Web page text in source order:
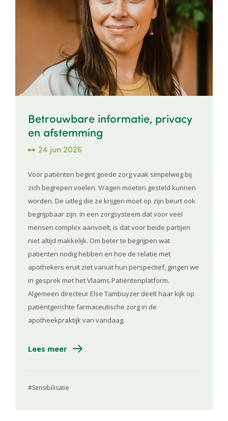
Betrouwbare informatie, privacy
en afstemming
24 jun 2026
Voor patiënten begint goede zorg vaak simpelweg bij
zich begrepen voelen. Vragen moeten gesteld kunnen
worden. De uitleg die ze krijgen moet op zijn beurt ook
begrijpbaar zijn. In een zorgsysteem dat voor veel
mensen complex aanvoelt, is dat voor beide partijen
niet altijd makkelijk. Om beter te begrijpen wat
patiënten nodig hebben en hoe de relatie met
apothekers eruit ziet vanuit hun perspectief, gingen we
in gesprek met het Vlaams Patiëntenplatform.
Algemeen directeur Else Tambuyzer deelt haar kijk op
patiëntgerichte farmaceutische zorg in de
apotheekpraktijk van vandaag.
Lees meer
Sensibilisatie